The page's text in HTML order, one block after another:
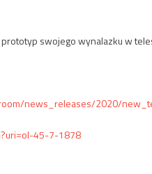
swojego wynalazku w
news_releases/2020/
45-7-1878